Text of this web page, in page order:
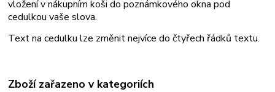
vložení v nákupním koši do poznámkového okna pod
cedulkou vaše slova.
Text na cedulku lze změnit nejvíce do čtyřech řádků textu.
Zboží zařazeno v kategoriích